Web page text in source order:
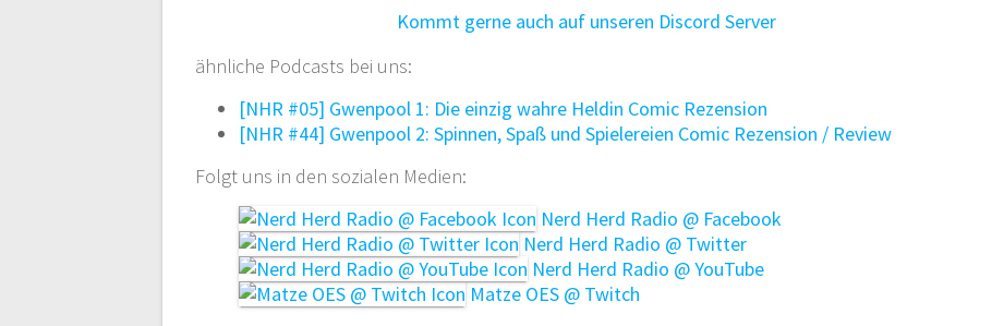
Kommt gerne auch auf unseren Discord Server
ähnliche Podcasts bei uns:
[NHR #05] Gwenpool 1: Die einzig wahre Heldin Comic Rezension
[NHR #44] Gwenpool 2: Spinnen, Spaß und Spielereien Comic Rezension / Review
Folgt uns in den sozialen Medien:
Nerd Herd Radio @ Facebook
Nerd Herd Radio @ Twitter
Nerd Herd Radio @ YouTube
Matze OES @ Twitch